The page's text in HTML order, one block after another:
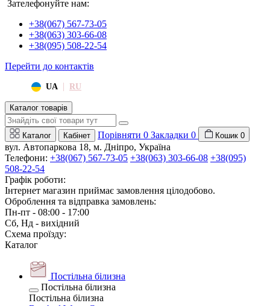
Зателефонуйте нам:
+38(067) 567-73-05
+38(063) 303-66-08
+38(095) 508-22-54
Перейти до контактів
UA | RU
Каталог товарів
Каталог Кабінет Порівняти 0 Закладки 0 Кошик 0
вул. Автопаркова 18, м. Дніпро, Україна
Телефони: +38(067) 567-73-05 +38(063) 303-66-08 +38(095)
508-22-54
Графік роботи:
Інтернет магазин приймає замовлення цілодобово.
Оброблення та відправка замовлень:
Пн-пт - 08:00 - 17:00
Сб, Нд - вихідний
Схема проїзду:
Каталог
Постільна білизна
Постільна білизна
Постільна білизна